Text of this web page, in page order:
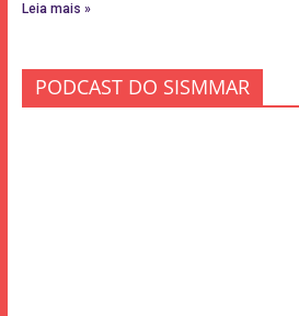
Leia mais »
PODCAST DO SISMMAR